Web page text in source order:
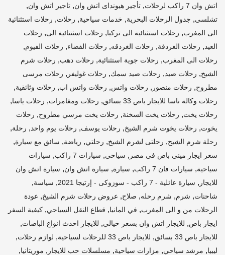
اتش وان 7 راكب لرحلات
, تأجير هيونداى اتش وان, تاجير اتش وان,
تشلسى, جدول الرحلات البحرية, خدمات سياحية, رحلات, رحلات استثنائية
الى المغرب, رحلات استثنائية الى تركيا, رحلات اسثتنائية الى, رحلات
العيد, رحلات الغردقة, رحلات الغردقه, رحلات الفضاء, رحلات الفيوم,
رحلات الى المغرب, رحلات جوية استثنائية, رحلات دهب, رحلات شرم
الشيخ, رحلات صيد, رحلات صيد سمك, رحلات غوليفر , رحلات مرسى
مطروح, رحلات منصور , رحلات واتس, رحلات واتس اب, رحلات وثائقية,
رحلات وكالة ناسا للايجار باص 33 بسائق , رحلات ومغامرات, رحلات ياسا,
رحلات يخت, رحلات يخت السخنة, رحلات يخت مرسي مطروح, رحلات
يخوت, رحلات يخوت شرم الشيخ, رحلات يوسف, رحلات يوم واحد, رحلة,
رحلة شرم الشيخ, رحلتى لشرم الشيخ, رحلتي, رياضة, سائق مع سيارة,
سعر ايجار ميني باص في مصر , سياحي, سيارات 7 راكب , سيارات
سياحية, سيارات فان 7 راكب , سيارة, سيارة اتش وان, سيارة اتش وان
للايجار , سيارة عائلية - 7 راكب - سوزوكى - إرتيجا 2021 , سياسة,
شاحنات, شرم, شرم رحله, صلاح, عروض رحلات شرم الشيخ, عودة
الرحلات من و الى المغرب, في المانيا, قطاع النقل السياحي, كيفية السفر
ايجار باص, للايجار اتش وان بسعر خيالي, للايجار احدث انواع الباصات,
للايجار باص 33 بسائق , للايجار باص 33 للرحلات لسياحية , لوازم رحلات,
ليبيا, مرشد سياحي, مزارات سياحية, مسلسلات حب للايجار , موريتانيا,